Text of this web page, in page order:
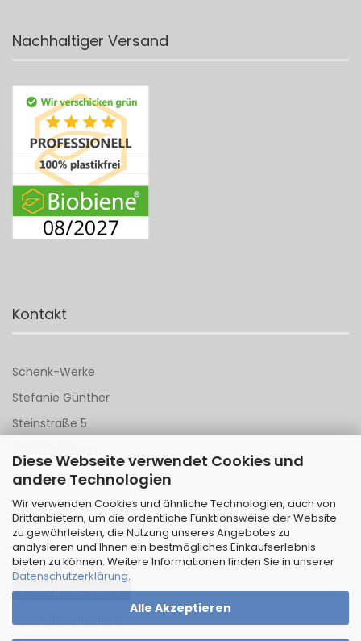
Diese Webseite verwendet Cookies und
andere Technologien
Wir verwenden Cookies und ähnliche Technologien, auch von
Drittanbietern, um die ordentliche Funktionsweise der Website
zu gewährleisten, die Nutzung unseres Angebotes zu
analysieren und Ihnen ein bestmögliches Einkaufserlebnis
bieten zu können. Weitere Informationen finden Sie in unserer
Datenschutzerklärung.
Alle Akzeptieren
Nachhaltiger Versand
Kontakt
Schenk-Werke
Stefanie Günther
Steinstraße 5
Tel 06151 - 148 142
Mail anSchenk-Werke
Vertrag widerrufen